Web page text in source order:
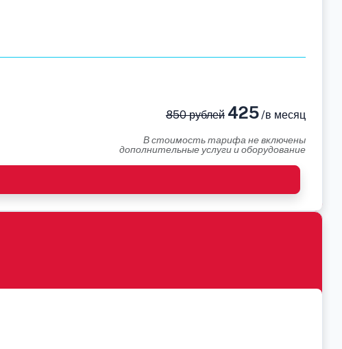
850 рублей425/в месяц
В стоимость тарифа не включены
дополнительные услуги и оборудование